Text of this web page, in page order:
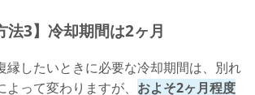
法3】冷却期間は2ヶ月
縁したいときに必要な冷却期間は、別れ
って変わりますが、 およそ2ヶ月程度